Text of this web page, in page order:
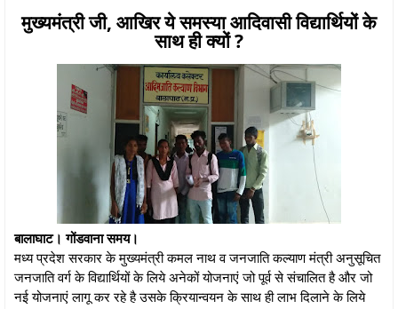
मुख्यमंत्री जी, आखिर ये समस्या आदिवासी विद्यार्थियों के
साथ ही क्यों ?
बालाघाट। गोंडवाना समय।
मध्य प्रदेश सरकार के मुख्यमंत्री कमल नाथ व जनजाति कल्याण मंत्री अनुसूचित
जनजाति वर्ग के विद्यार्थियों के लिये अनेकों योजनाएं जो पूर्व से संचालित है और जो
नई योजनाएं लागू कर रहे है उसके क्रियान्वयन के साथ ही लाभ दिलाने के लिये